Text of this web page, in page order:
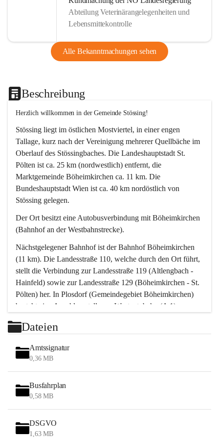
Abteilung Veterinärangelegenheiten und
Lebensmittekontrolle
Alle Bekanntmachungen sehen
Beschreibung
Herzlich willkommen in der Gemeinde Stössing!
Stössing liegt im östlichen Mostviertel, in einer engen
Tallage, kurz nach der Vereinigung mehrerer Quellbäche im
Oberlauf des Stössingbaches. Die Landeshauptstadt St.
Pölten ist ca. 25 km (nordwestlich) entfernt, die
Marktgemeinde Böheimkirchen ca. 11 km. Die
Bundeshauptstadt Wien ist ca. 40 km nordöstlich von
Stössing gelegen.
Der Ort besitzt eine Autobusverbindung mit Böheimkirchen
(Bahnhof an der Westbahnstrecke).
Nächstgelegener Bahnhof ist der Bahnhof Böheimkirchen
(11 km). Die Landesstraße 110, welche durch den Ort führt,
stellt die Verbindung zur Landesstraße 119 (Altlengbach -
Hainfeld) sowie zur Landesstraße 129 (Böheimkirchen - St.
Pölten) her. In Plosdorf (Gemeindegebiet Böheimkirchen)
besteht eine Anschlussstelle zur Westautobahn (A 1).
Wien erreicht man in ca. 45 Minuten.
Stössing zählt noch zum Naherholungsraum Wien sowie
zum Naherholungsraum St. Pölten. Viele Bauernhöfe hatten
„ihre Wiener“. Seit 1960 bauten viele Wiener
Wochenendhäuser im Gemeindegebiet. Wegen des
waldreichen Jagdgebietes haben viele Jagdpächter ihre
Das Wandern ist aus touristischer Sicht die bedeutendste
Tätigkeit. Das hügelige Gebiet mit Wanderwegen durch
Dateien
Amtssignatur
0,36 MB
Busfahrplan
0,58 MB
DSGVO
1,63 MB